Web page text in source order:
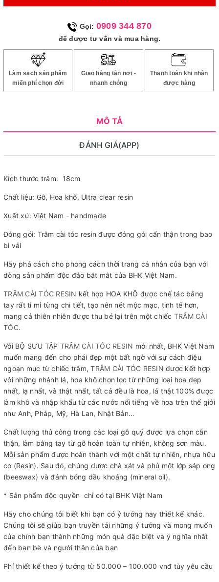
Gọi: 0909 344 870
để được tư vấn và mua hàng.
Làm sạch sản phẩm
miến phí chọn đời
Giao hàng tận nơi -
nhanh chóng
Thanh toán khi nhận
được hàng
MÔ TẢ
ĐÁNH GIÁ(APP)
Kích thước trâm: 18cm
Chất liệu: Gỗ, Hoa khô, Ultra clear resin
Xuất xứ: Việt Nam - handmade
Đóng gói: Trâm cài tóc resin được đóng gói cẩn thận trong bao
bì vải
Hãy phá cách cho phong cách thời trang cá nhân của bạn với
dòng sản phẩm độc đáo bắt mắt của BHK Việt Nam.
TRÂM CÀI TÓC RESIN kết hợp HOA KHÔ được chế tác bằng
tay rất tỉ mỉ từng chi tiết, tạo nên nét mộc mạc, tinh tế hơn,
mang cả thiên nhiên được thu bé lại trên một chiếc TRÂM CÀI
TÓC.
Với BỘ SƯU TẬP TRÂM CÀI TÓC RESIN mới nhất, BHK Việt Nam
muốn mang đến cho phái đẹp một bất ngờ với sự cách điệu
ngoạn mục từ chiếc trâm,TRÂM CÀI TÓC RESIN được kết hợp
với những nhánh lá, hoa khô chọn lọc từ những loại hoa đẹp
nhất, lạ nhất, và thật nhất, tất cả đều là hoa, lá thật 100% được
làm khô và nhập khẩu từ các nước nổi tiếng về hoa trên thế giới
như Anh, Pháp, Mỹ, Hà Lan, Nhật Bản…
Chất lượng thủ công trong các loại gỗ quý được lựa chọn cẫn
thận, làm bằng tay từ gỗ hoàn toàn tự nhiên, không sơn màu.
Mỗi sản phẩm được hoàn thành với một chất tự nhiên, nhựa hữu
cơ (Resin). Sau đó, chúng được chà xát và phủ một lớp sáp ong
(beeswax) và đánh bóng dầu khoáng (mineral oil).
* Sản phẩm độc quyền chỉ có tại BHK Việt Nam
Hãy cho chúng tôi biết khi bạn có ý tưởng hay thiết kế khác.
Chúng tôi sẽ giúp bạn truyền tải những ý tưởng và mong muốn
của chính bạn thành những món quà đặc biệt và ý nghĩa nhất
đến bạn bè và người thân của bạn
Phí thiết kế theo ý tưởng từ 50.000 – 100.000 vnđ tùy yêu cầu